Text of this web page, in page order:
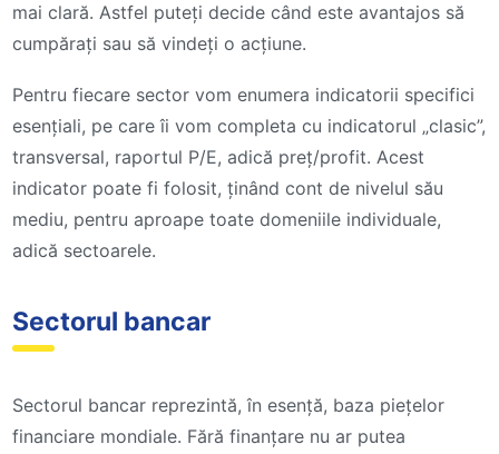
mai clară. Astfel puteți decide când este avantajos să
cumpărați sau să vindeți o acțiune.
Pentru fiecare sector vom enumera indicatorii specifici
esențiali, pe care îi vom completa cu indicatorul „clasic”,
transversal, raportul P/E, adică preț/profit. Acest
indicator poate fi folosit, ținând cont de nivelul său
mediu, pentru aproape toate domeniile individuale,
adică sectoarele.
Sectorul bancar
Sectorul bancar reprezintă, în esență, baza piețelor
financiare mondiale. Fără finanțare nu ar putea